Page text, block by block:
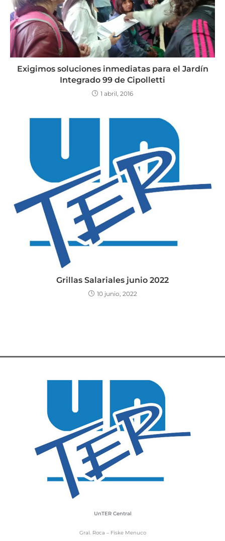
Exigimos soluciones inmediatas para el Jardín
Integrado 99 de Cipolletti
1 abril, 2016
Grillas Salariales junio 2022
10 junio, 2022
UnTER Central
Gral. Roca – Fiske Menuco